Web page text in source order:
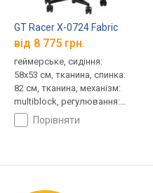
GT Racer X-0724 Fabric
від 8 775 грн.
геймерське, сидіння:
58x53 см, тканина, спинка:
82 см, тканина, механізм:
multiblock, регулювання:
нахилу, висоти, жорсткості
порівняти